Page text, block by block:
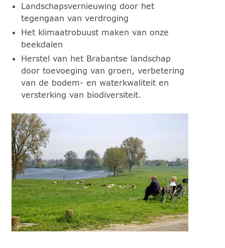
Landschapsvernieuwing door het
tegengaan van verdroging
Het klimaatrobuust maken van onze
beekdalen
Herstel van het Brabantse landschap
door toevoeging van groen, verbetering
van de bodem- en waterkwaliteit en
versterking van biodiversiteit.